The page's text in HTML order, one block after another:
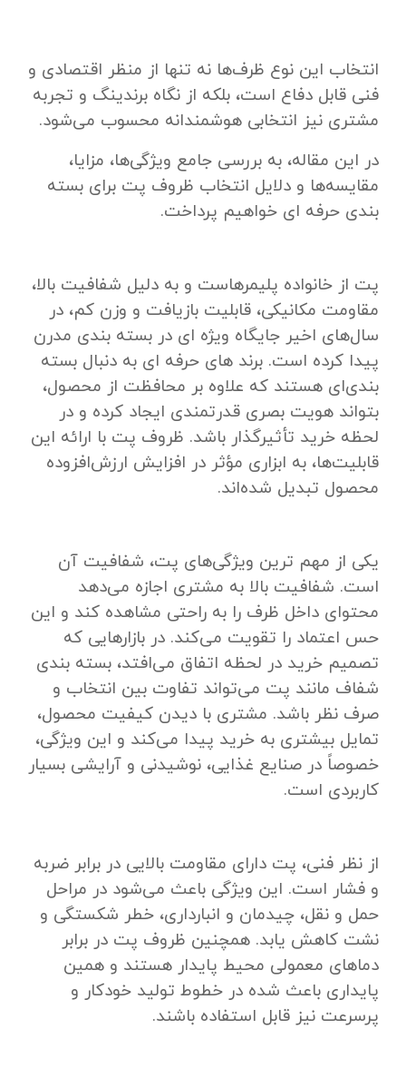
انتخاب این نوع ظرف‌ها نه‌ تنها از منظر اقتصادی و
فنی قابل دفاع است، بلکه از نگاه برندینگ و تجربه
مشتری نیز انتخابی هوشمندانه محسوب می‌شود.
در این مقاله، به بررسی جامع ویژگی‌ها، مزایا،
مقایسه‌ها و دلایل انتخاب ظروف پت برای بسته‌
بندی حرفه‌ ای خواهیم پرداخت.
پت از خانواده پلیمرهاست و به دلیل شفافیت بالا،
مقاومت مکانیکی، قابلیت بازیافت و وزن کم، در
سال‌های اخیر جایگاه ویژه‌ ای در بسته ‌بندی مدرن
پیدا کرده است. برند های حرفه ‌ای به دنبال بسته‌
بندی‌ای هستند که علاوه بر محافظت از محصول،
بتواند هویت بصری قدرتمندی ایجاد کرده و در
لحظه خرید تأثیرگذار باشد. ظروف پت با ارائه این
قابلیت‌ها، به ابزاری مؤثر در افزایش ارزش‌افزوده
محصول تبدیل شده‌اند.
یکی از مهم ‌ترین ویژگی‌های پت، شفافیت آن
است. شفافیت بالا به مشتری اجازه می‌دهد
محتوای داخل ظرف را به‌ راحتی مشاهده کند و این
حس اعتماد را تقویت می‌کند. در بازارهایی که
تصمیم خرید در لحظه اتفاق می‌افتد، بسته ‌بندی
شفاف مانند پت می‌تواند تفاوت بین انتخاب و
صرف ‌نظر باشد. مشتری با دیدن کیفیت محصول،
تمایل بیشتری به خرید پیدا می‌کند و این ویژگی،
خصوصاً در صنایع غذایی، نوشیدنی و آرایشی بسیار
کاربردی است.
از نظر فنی، پت دارای مقاومت بالایی در برابر ضربه
و فشار است. این ویژگی باعث می‌شود در مراحل
حمل ‌و نقل، چیدمان و انبارداری، خطر شکستگی و
نشت کاهش یابد. همچنین ظروف پت در برابر
دماهای معمولی محیط پایدار هستند و همین
پایداری باعث شده در خطوط تولید خودکار و
پرسرعت نیز قابل استفاده باشند.